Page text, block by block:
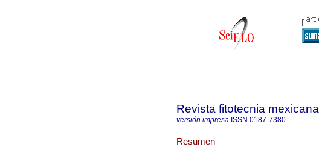
Revista fitotecnia mexicana
versión impresa ISSN 0187-7380
Resumen